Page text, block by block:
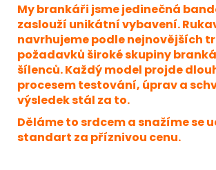
My brankáři jsme jedinečná
zaslouží unikátní vybavení.
navrhujeme podle nejnovějších
požadavků široké skupiny
šílenců. Každý model projde
procesem testování, úprav a
výsledek stál za to.
Děláme to srdcem a snažíme se
standart za příznivou cenu.